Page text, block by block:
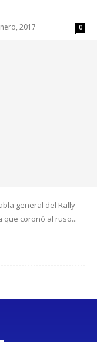
2017 0
general del Rally
que coronó al ruso...